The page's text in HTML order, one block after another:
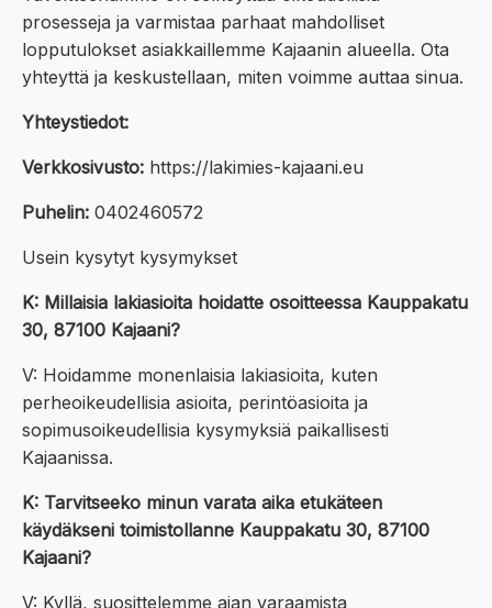
prosesseja ja varmistaa parhaat mahdolliset
lopputulokset asiakkaillemme Kajaanin alueella. Ota
yhteyttä ja keskustellaan, miten voimme auttaa sinua.
Yhteystiedot:
Verkkosivusto: https://lakimies-kajaani.eu
Puhelin: 0402460572
Usein kysytyt kysymykset
K: Millaisia lakiasioita hoidatte osoitteessa Kauppakatu
30, 87100 Kajaani?
V: Hoidamme monenlaisia lakiasioita, kuten
perheoikeudellisia asioita, perintöasioita ja
sopimusoikeudellisia kysymyksiä paikallisesti
Kajaanissa.
K: Tarvitseeko minun varata aika etukäteen
käydäkseni toimistollanne Kauppakatu 30, 87100
Kajaani?
V: Kyllä, suosittelemme ajan varaamista